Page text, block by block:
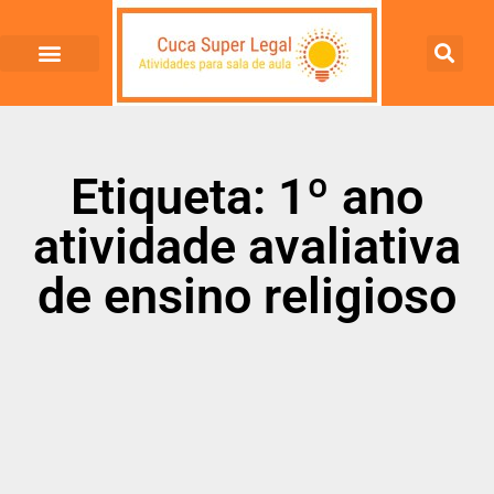
Etiqueta: 1º ano
atividade avaliativa
de ensino religioso